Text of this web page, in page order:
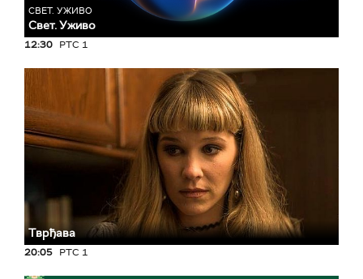
СВЕТ. УЖИВО
Свет. Уживо
12:30 РТС 1
Тврђава
20:05 РТС 1